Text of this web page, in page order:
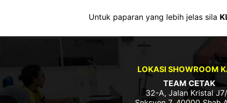
Untuk paparan yang lebih jelas sila
LOKASI SHOWROOM
TEAM CETAK
32-A, Jalan Kristal